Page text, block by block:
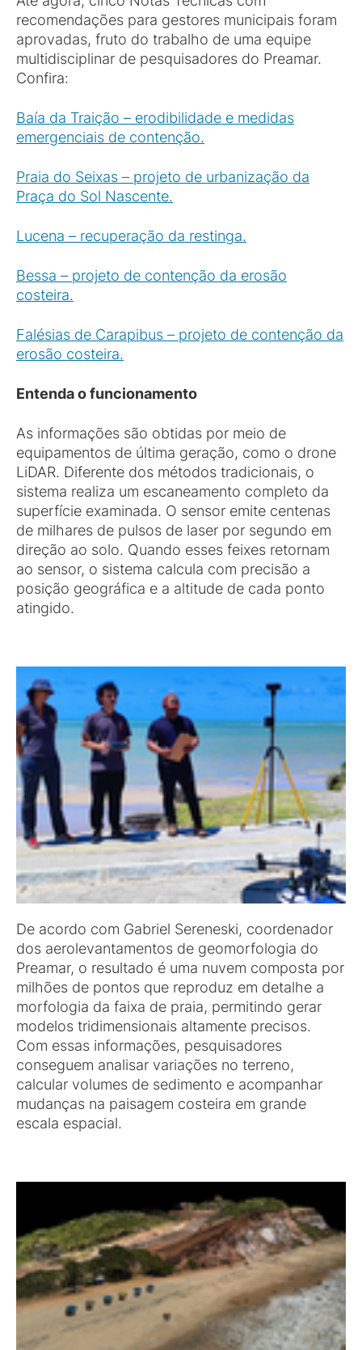
recomendações para gestores municipais foram
aprovadas, fruto do trabalho de uma equipe
multidisciplinar de pesquisadores do Preamar.
Confira:
Baía da Traição – erodibilidade e medidas
emergenciais de contenção.
Praia do Seixas – projeto de urbanização da
Praça do Sol Nascente.
Lucena – recuperação da restinga.
Bessa – projeto de contenção da erosão
costeira.
Falésias de Carapibus – projeto de contenção da
erosão costeira.
Entenda o funcionamento
As informações são obtidas por meio de
equipamentos de última geração, como o drone
LiDAR. Diferente dos métodos tradicionais, o
sistema realiza um escaneamento completo da
superfície examinada. O sensor emite centenas
de milhares de pulsos de laser por segundo em
direção ao solo. Quando esses feixes retornam
ao sensor, o sistema calcula com precisão a
posição geográfica e a altitude de cada ponto
atingido.
De acordo com Gabriel Sereneski, coordenador
dos aerolevantamentos de geomorfologia do
Preamar, o resultado é uma nuvem composta por
milhões de pontos que reproduz em detalhe a
morfologia da faixa de praia, permitindo gerar
modelos tridimensionais altamente precisos.
Com essas informações, pesquisadores
conseguem analisar variações no terreno,
calcular volumes de sedimento e acompanhar
mudanças na paisagem costeira em grande
escala espacial.